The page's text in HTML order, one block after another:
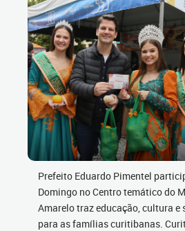
Prefeito Eduardo Pimentel
Domingo no Centro temático do
Amarelo traz educação, cultura e
para as famílias curitibanas.